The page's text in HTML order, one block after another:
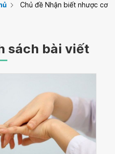
Chủ đề Nhận biết nhược cơ
sách bài viết